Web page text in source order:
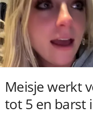
Meisje werkt
tot 5 en barst